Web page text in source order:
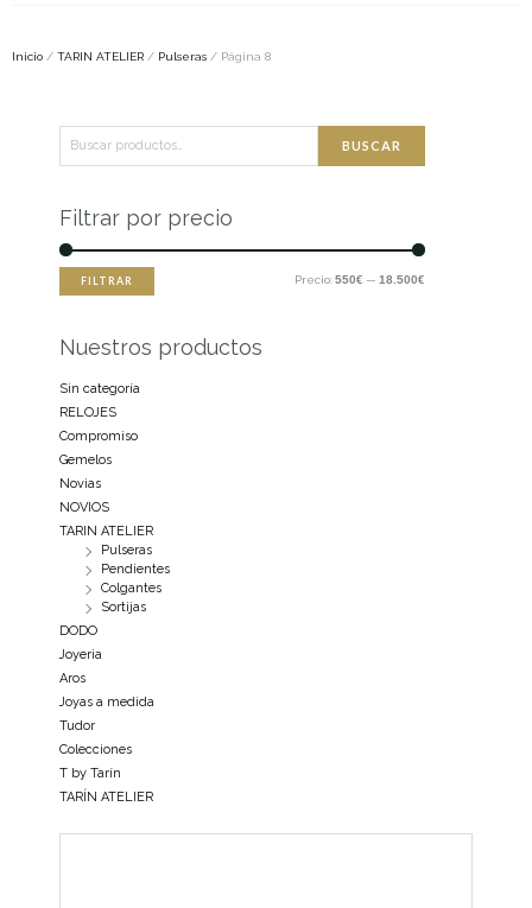
Inicio / TARIN ATELIER / Pulseras / Página 8
por:
BUSCAR
Filtrar por precio
FILTRAR Precio: 550€ — 18.500€
Nuestros productos
Sin categoría
RELOJES
Compromiso
Gemelos
Novias
NOVIOS
TARIN ATELIER
Pulseras
Pendientes
Colgantes
Sortijas
DODO
Joyeria
Aros
Joyas a medida
Tudor
Colecciones
T by Tarín
TARÍN ATELIER